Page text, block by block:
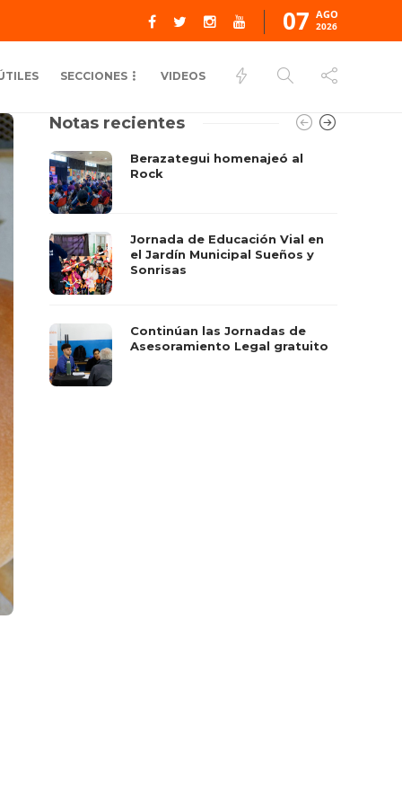
07 AGO
2026
SECCIONES VIDEOS
Notas recientes
Berazategui homenajeó al
Rock
Jornada de Educación Vial en
el Jardín Municipal Sueños y
Sonrisas
Continúan las Jornadas de
Asesoramiento Legal gratuito